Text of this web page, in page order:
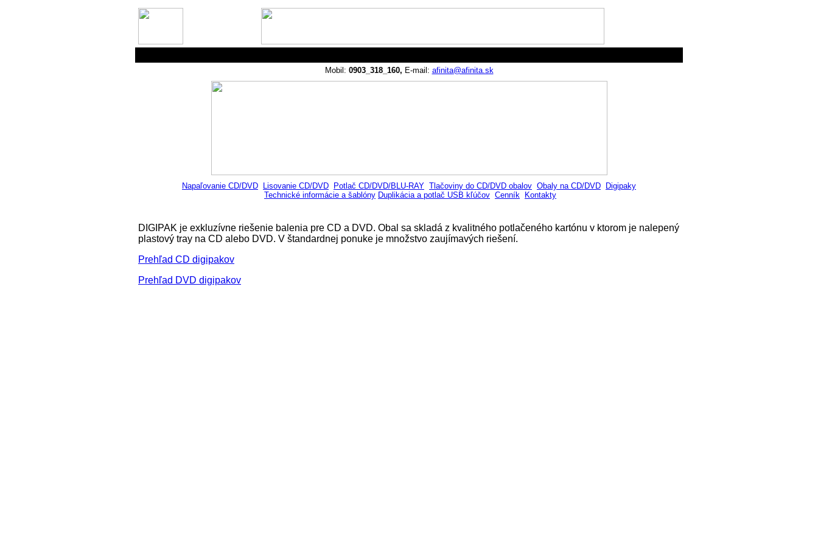
Mobil: 0903_318_160, E-mail: afinita@afinita.sk
Napaľovanie CD/DVD Lisovanie CD/DVD Potlač CD/DVD/BLU-RAY Tlačoviny do CD/DVD obalov Obaly na CD/DVD
Digipaky
Technické informácie a šablóny Duplikácia a potlač USB kľúčov Cenník Kontakty
DIGIPAK je exkluzívne riešenie balenia pre CD a DVD. Obal sa skladá z kvalitného potlačeného kartónu v ktorom je nalepený
plastový tray na CD alebo DVD. V štandardnej ponuke je množstvo zaujímavých riešení.
Prehľad CD digipakov
Prehľad DVD digipakov